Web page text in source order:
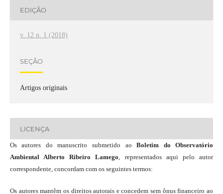
EDIÇÃO
v. 12 n. 1 (2018)
SEÇÃO
Artigos originais
LICENÇA
Os autores do manuscrito submetido aoBoletim do Observatório
Ambiental Alberto Ribeiro Lamego, representados aqui pelo autor
correspondente, concordam com os seguintes termos:
Os autores mantêm os direitos autorais e concedem sem ônus financeiro ao